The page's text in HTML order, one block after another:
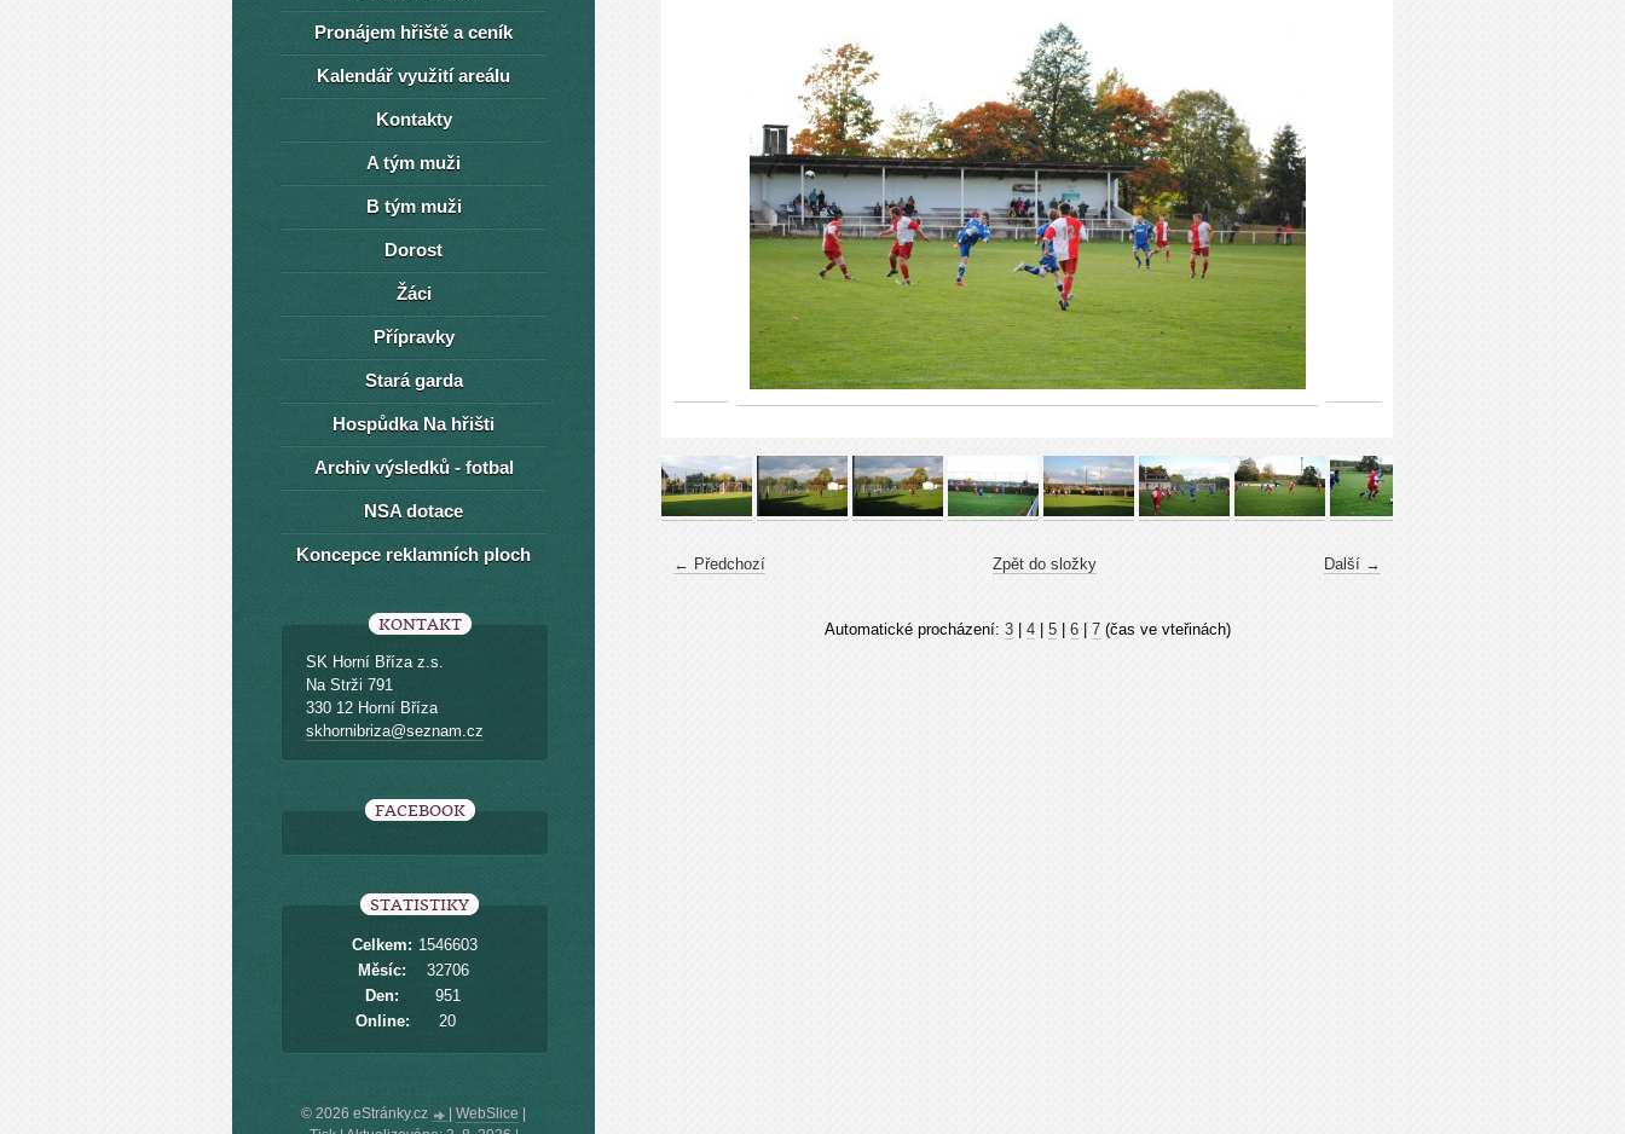
← Předchozí Další →
Zpět do složky
Automatické procházení: 3| 4| 5| 6| 7(čas ve vteřinách)
Pronájem hřiště a ceník
Kalendář využití areálu
Kontakty
A tým muži
B tým muži
Dorost
Žáci
Přípravky
Stará garda
Hospůdka Na hřišti
Archiv výsledků - fotbal
NSA dotace
Koncepce reklamních ploch
KONTAKT
SK Horní Bříza z.s.
Na Strži 791
330 12 Horní Bříza
skhornibriza@seznam.cz
FACEBOOK
STATISTIKY
Online: 20
Celkem: 1546603
Měsíc:
32706
Den:
951
© 2026 eStránky.cz WebSlice